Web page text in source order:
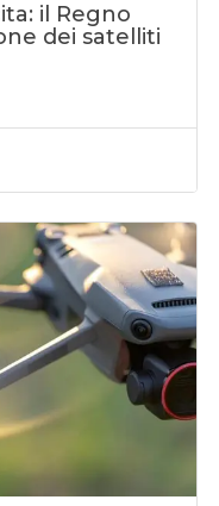
il Regno
dei satelliti